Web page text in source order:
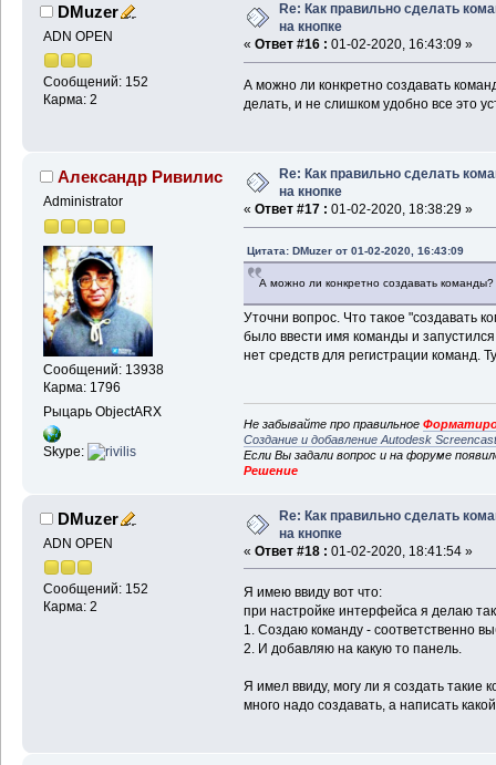
DMuzer
ADN OPEN
Сообщений: 152
Карма: 2
Re: Как правильно сделать
на кнопке
« Ответ #16 : 01-02-2020, 16:43:09 »
А можно ли конкретно создавать
делать, и не слишком удобно все это
Александр Ривилис
Administrator
Сообщений: 13938
Карма: 1796
Рыцарь ObjectARX
Skype:
Re: Как правильно сделать
на кнопке
« Ответ #17 : 01-02-2020, 18:38:29 »
Цитата: DMuzer от 01-02-2020, 16:43:09
А можно ли конкретно создавать команды?
Уточни вопрос. Что такое "создавать
было ввести имя команды и
нет средств для регистрации команд.
Не забывайте про правильное
Создание и добавление Autodesk
Если Вы задали вопрос и на форуме
Решение
DMuzer
ADN OPEN
Сообщений: 152
Карма: 2
Re: Как правильно сделать
на кнопке
« Ответ #18 : 01-02-2020, 18:41:54 »
Я имею ввиду вот что:
при настройке интерфейса я делаю
1. Создаю команду - соответственно
2. И добавляю на какую то панель.
Я имел ввиду, могу ли я создать такие
много надо создавать, а написать